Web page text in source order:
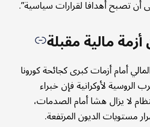
أن تصبح أهدافا لقرارات سياسية”.
مالية مقبلة
أمام أزمات كبرى كجائحة كورونا
الروسية لأوكرانية فإن خبراء
لا يزال هشا أمام الصدمات،
مستويات الديون المرتفعة.